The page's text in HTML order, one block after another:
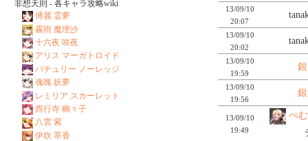
13/09/10
20:07
13/09/10
20:02
13/09/10
19:59
13/09/10
19:56
13/09/10
19:49
ぺ
非想天則 - 各キャラ攻略wiki
博麗 霊夢
霧雨 魔理沙
十六夜 咲夜
アリス マーガトロイド
パチュリー ノーレッジ
魂魄 妖夢
レミリア スカーレット
西行寺 幽々子
八雲 紫
伊吹 萃香